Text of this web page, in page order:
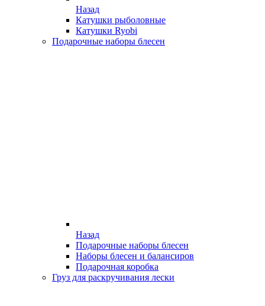
Назад
Катушки рыболовные
Катушки Ryobi
Подарочные наборы блесен
Назад
Подарочные наборы блесен
Наборы блесен и балансиров
Подарочная коробка
Груз для раскручивания лески